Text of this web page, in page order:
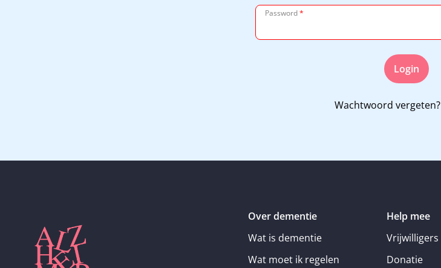
Password*
Login
Wachtwoord vergeten?
Over dementie
Wat is dementie
Wat moet ik regelen
Help mee
Vrijwilligers
Donatie